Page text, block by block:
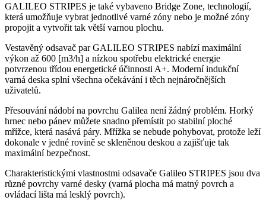
GALILEO STRIPES je také vybaveno Bridge Zone, technologií,
která umožňuje vybrat jednotlivé varné zóny nebo je možné zóny
propojit a vytvořit tak větší varnou plochu.
Vestavěný odsavač par GALILEO STRIPES nabízí maximální
výkon až 600 [m3/h] a nízkou spotřebu elektrické energie
potvrzenou třídou energetické účinnosti A+. Moderní indukční
varná deska splní všechna očekávání i těch nejnáročnějších
uživatelů.
Přesouvání nádobí na povrchu Galilea není žádný problém. Horký
hrnec nebo pánev můžete snadno přemístit po stabilní ploché
mřížce, která nasává páry. Mřížka se nebude pohybovat, protože leží
dokonale v jedné rovině se skleněnou deskou a zajišťuje tak
maximální bezpečnost.
Charakteristickými vlastnostmi odsavače Galileo STRIPES jsou dva
různé povrchy varné desky (varná plocha má matný povrch a
ovládací lišta má lesklý povrch).